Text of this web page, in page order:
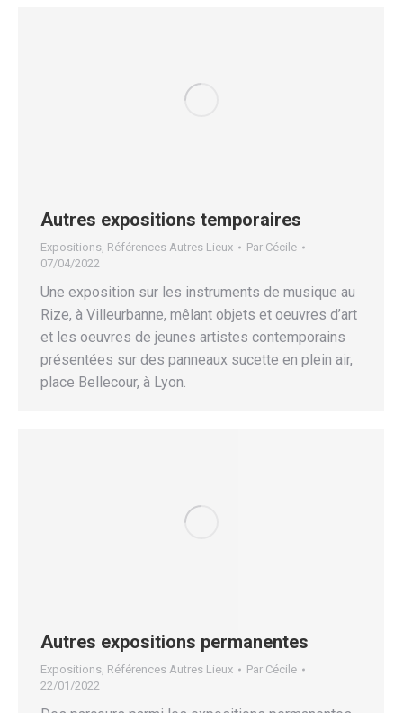
Autres expositions temporaires
Expositions Références Autres Lieux Par Cécile
07/04/2022
Une exposition sur les instruments de musique au
Rize, à Villeurbanne, mêlant objets et oeuvres d’art
et les oeuvres de jeunes artistes contemporains
présentées sur des panneaux sucette en plein air,
place Bellecour, à Lyon.
Autres expositions permanentes
Expositions Références Autres Lieux Par Cécile
22/01/2022